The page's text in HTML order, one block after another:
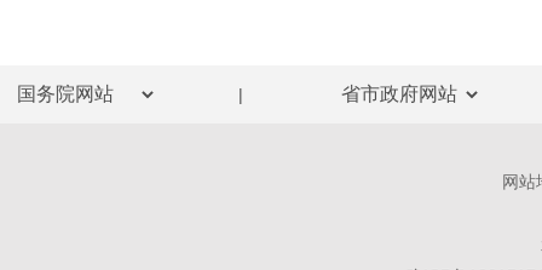
|
网站